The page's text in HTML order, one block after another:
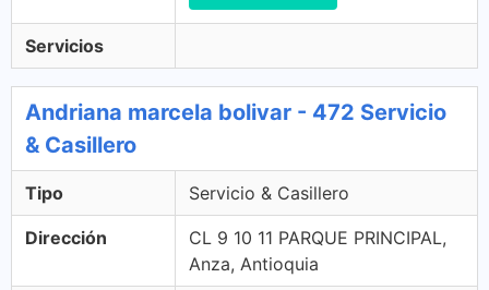
Servicios
Andriana marcela bolivar - 472 Servicio
& Casillero
Tipo Servicio & Casillero
Dirección
CL 9 10 11 PARQUE PRINCIPAL,
Anza, Antioquia